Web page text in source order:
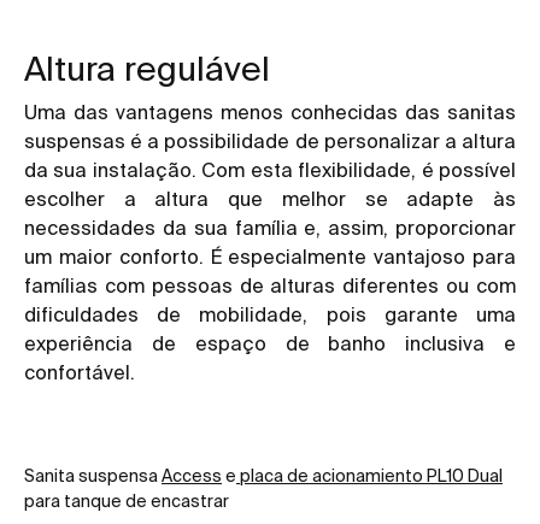
Altura regulável
Uma das vantagens menos conhecidas das sanitas
suspensas é a possibilidade de personalizar a altura
da sua instalação. Com esta flexibilidade, é possível
escolher a altura que melhor se adapte às
necessidades da sua família e, assim, proporcionar
um maior conforto. É especialmente vantajoso para
famílias com pessoas de alturas diferentes ou com
dificuldades de mobilidade, pois garante uma
experiência de espaço de banho inclusiva e
confortável.
Sanita suspensaAccess e placa de acionamiento PL10 Dual
para tanque de encastrar